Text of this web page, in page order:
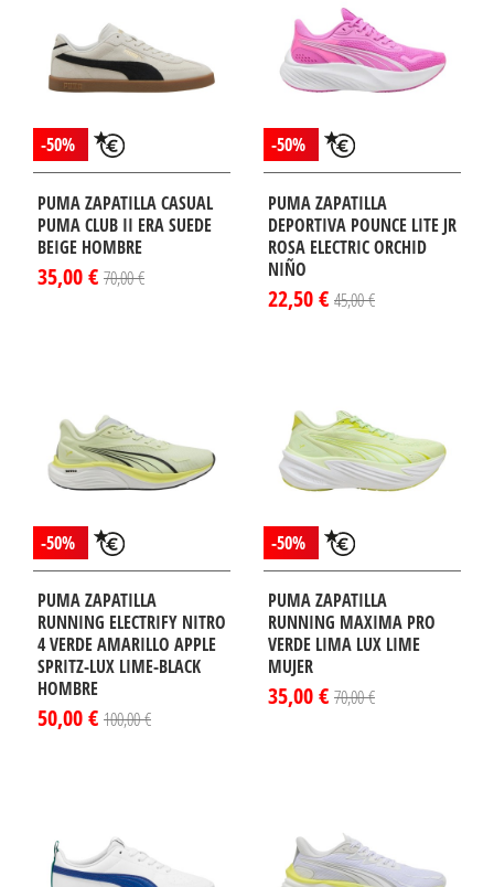
-50%
PUMA ZAPATILLA CASUAL
PUMA CLUB II ERA SUEDE
BEIGE HOMBRE
35,00 € 70,00 €
-50%
PUMA ZAPATILLA
DEPORTIVA POUNCE LITE JR
ROSA ELECTRIC ORCHID
NIÑO
22,50 € 45,00 €
-50%
PUMA ZAPATILLA
RUNNING ELECTRIFY NITRO
4 VERDE AMARILLO APPLE
SPRITZ-LUX LIME-BLACK
HOMBRE
50,00 € 100,00 €
-50%
PUMA ZAPATILLA
RUNNING MAXIMA PRO
VERDE LIMA LUX LIME
MUJER
35,00 € 70,00 €